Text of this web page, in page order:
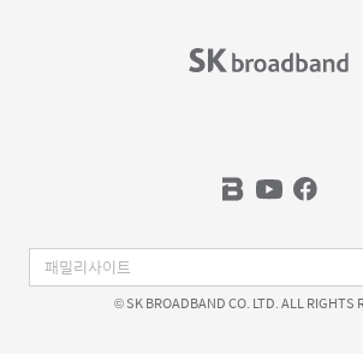
© SK BROADBAND CO. LTD. ALL RIGHTS